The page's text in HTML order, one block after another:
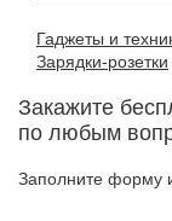
Гаджеты и
Зарядки-розетки
Закажите
по любым
Заполните форму